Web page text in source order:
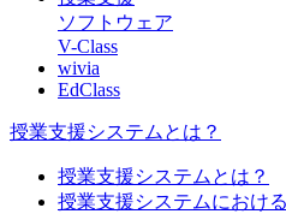
ソフトウェア
V-Class
wivia
EdClass
授業支援システムとは？
授業支援システムとは？
授業支援システムにおけ